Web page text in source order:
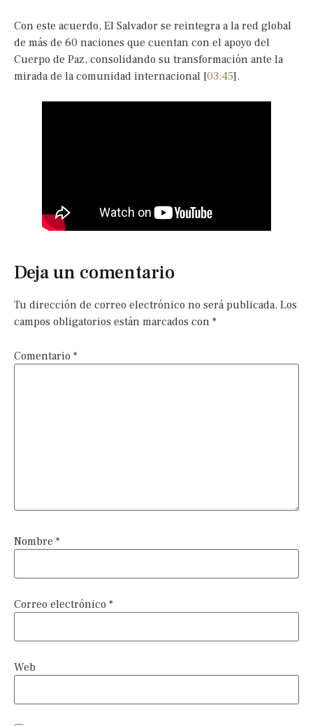
Con este acuerdo, El Salvador se reintegra a la red global
de más de 60 naciones que cuentan con el apoyo del
Cuerpo de Paz, consolidando su transformación ante la
mirada de la comunidad internacional [03:45].
Deja un comentario
Tu dirección de correo electrónico no será publicada. Los
campos obligatorios están marcados con *
Comentario *
Nombre *
Correo electrónico *
Web